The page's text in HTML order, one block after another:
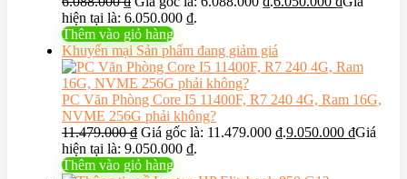
hiện tại là: 6.050.000 ₫.
Thêm vào giỏ hàng
Khuyến mại Sản phẩm đang giảm giá
PC Văn Phòng Core I5 11400F, R7 240 4G, Ram 16G,
NVME 256G phải không?
11.479.000₫ Giá gốc là: 11.479.000 ₫.9.050.000 ₫Giá
hiện tại là: 9.050.000 ₫.
Thêm vào giỏ hàng